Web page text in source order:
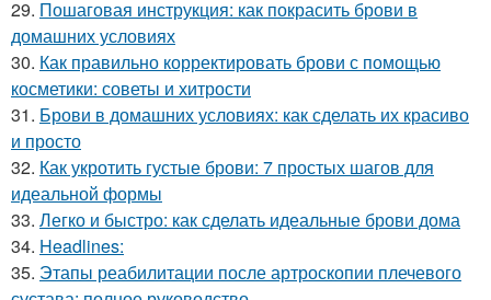
29. Пошаговая инструкция: как покрасить брови в
домашних условиях
30. Как правильно корректировать брови с помощью
косметики: советы и хитрости
31. Брови в домашних условиях: как сделать их красиво
и просто
32. Как укротить густые брови: 7 простых шагов для
идеальной формы
33. Легко и быстро: как сделать идеальные брови дома
34. Headlines:
35. Этапы реабилитации после артроскопии плечевого